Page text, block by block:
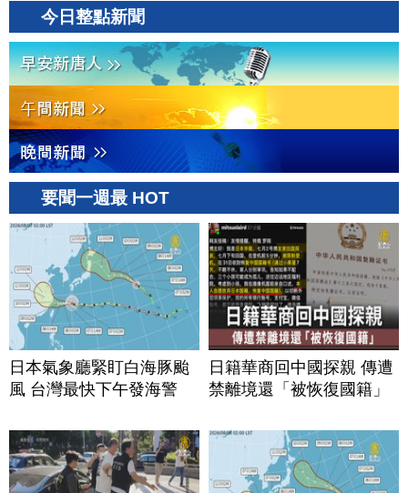
今日整點新聞
要聞一週最 HOT
日本氣象廳緊盯白海豚颱
風 台灣最快下午發海警
日籍華商回中國探親 傳遭
禁離境還「被恢復國籍」